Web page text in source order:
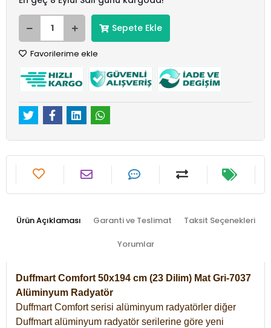
Sepete Ekle
Favorilerime ekle
Ürün Açıklaması Garanti ve Teslimat Taksit Seçenekleri
Yorumlar
Duffmart Comfort 50x194 cm (23 Dilim) Mat Gri-7037
Alüminyum Radyatör
Duffmart Comfort serisi alüminyum radyatörler diğer
Duffmart alüminyum radyatör serilerine göre yeni